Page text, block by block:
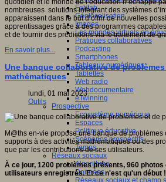
Fablab
Géolocalisation
Images
Les mondes virtuels en
Pratiques collaboratives
Podcasting
Smartphones
Tableaux numériques
Tablettes
Web radio
Webdocumentaire
eTwinning
Prospective
Ecosystème numérique
Espaces
Politique éducative
Scénarios prospectifs
Temps
Réseaux sociaux
Algorithme
Données
Réseaux sociaux et champ
quotidien et le monde de l’éducation n’échappe
nombreuses solutions intégrant des systèmes
apparaissent dans le but d’offrir de nouvelles
apprentissages grâce à des programmes
et de fournir des prédictions via le traitement de
En savoir plus...
Une banque collaborative de
mathématiques
lundi, 01 mai 2023
Outils
M@ths en-vie propose une banque de
supports à des activités mathématiques ou des
que par les contributions de ses utilisateurs.
À ce jour, 1200 problèmes présents, 960
utilisateurs enregistrés. Et ce n'est qu'un début !